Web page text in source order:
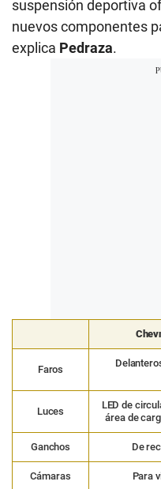
suspensión deportiva
nuevos componentes
explica Pedraza.
Faros
Luces
LED de
área de
Ganchos De
Cámaras Para